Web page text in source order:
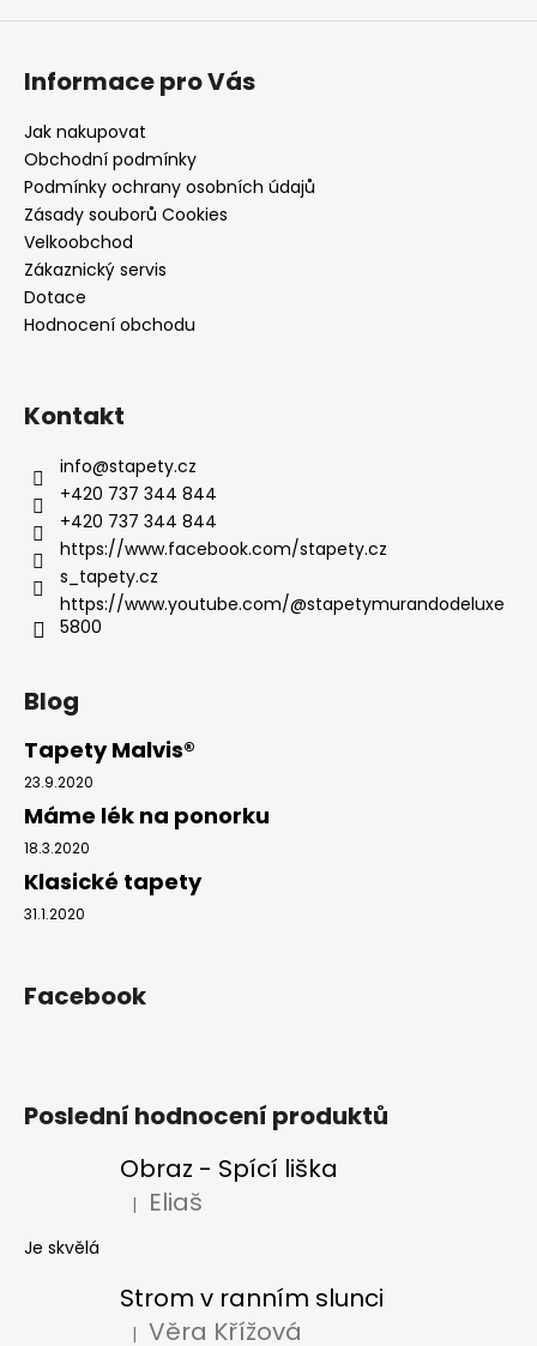
Informace pro Vás
Jak nakupovat
Obchodní podmínky
Podmínky ochrany osobních údajů
Zásady souborů Cookies
Velkoobchod
Zákaznický servis
Dotace
Hodnocení obchodu
Kontakt
info@stapety.cz
+420 737 344 844
+420 737 344 844
https://www.facebook.com/stapety.cz
s_tapety.cz
https://www.youtube.com/@stapetymurandodeluxe
5800
Blog
Tapety Malvis®
23.9.2020
Máme lék na ponorku
18.3.2020
Klasické tapety
31.1.2020
Facebook
Poslední hodnocení produktů
Obraz - Spící liška
Hodnocení produktu je 5 z 5 hvězdiček.
| Eliaš
Je skvělá
Strom v ranním slunci
| Věra Křížová